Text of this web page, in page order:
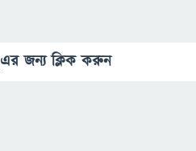
এর জন্য ক্লিক করুন